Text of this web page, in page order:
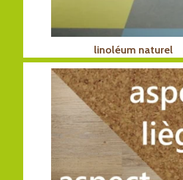
linoléum naturel